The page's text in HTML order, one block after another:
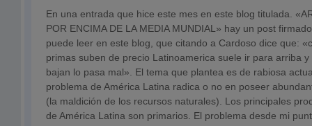
En una entrada que hice este mes en este blog titulada.
POR ENCIMA DE LA MEDIA MUNDIAL» hay un post
puede leer en este blog, que citando a Cardoso dice que:
primas suben de precio Latinoamerica suele ir para arriba
bajan lo pasa mal». El tema que plantea es de rabiosa
problema de América Latina radica o no en poseer
(la maldición de los recursos naturales). Los principales
de América Latina son primarios. El problema desde mi